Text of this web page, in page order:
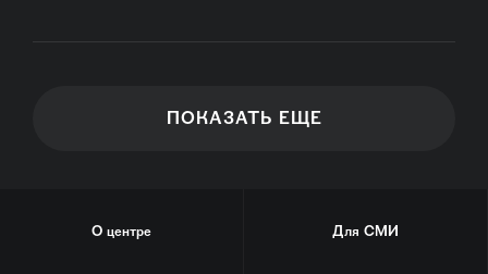
ПОКАЗАТЬ ЕЩЕ
О центре Для СМИ